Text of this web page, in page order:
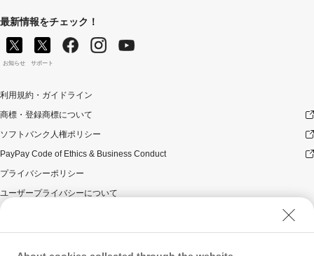
最新情報をチェック！
お知らせ サポート
利用規約・ガイドライン
商標・登録商標について
ソフトバンク人権ポリシー
PayPay Code of Ethics & Business Conduct
プライバシーポリシー
ユーザープライバシーについて
ウェブサイト利用規約
反社会的勢力に対する方針